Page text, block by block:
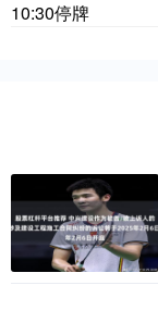
10:30停牌